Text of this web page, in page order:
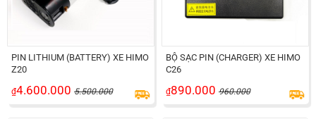
PIN LITHIUM (BATTERY) XE HIMO
Z20
₫4.600.000 5.500.000
BỘ SẠC PIN (CHARGER) XE HIMO
C26
₫890.000 960.000